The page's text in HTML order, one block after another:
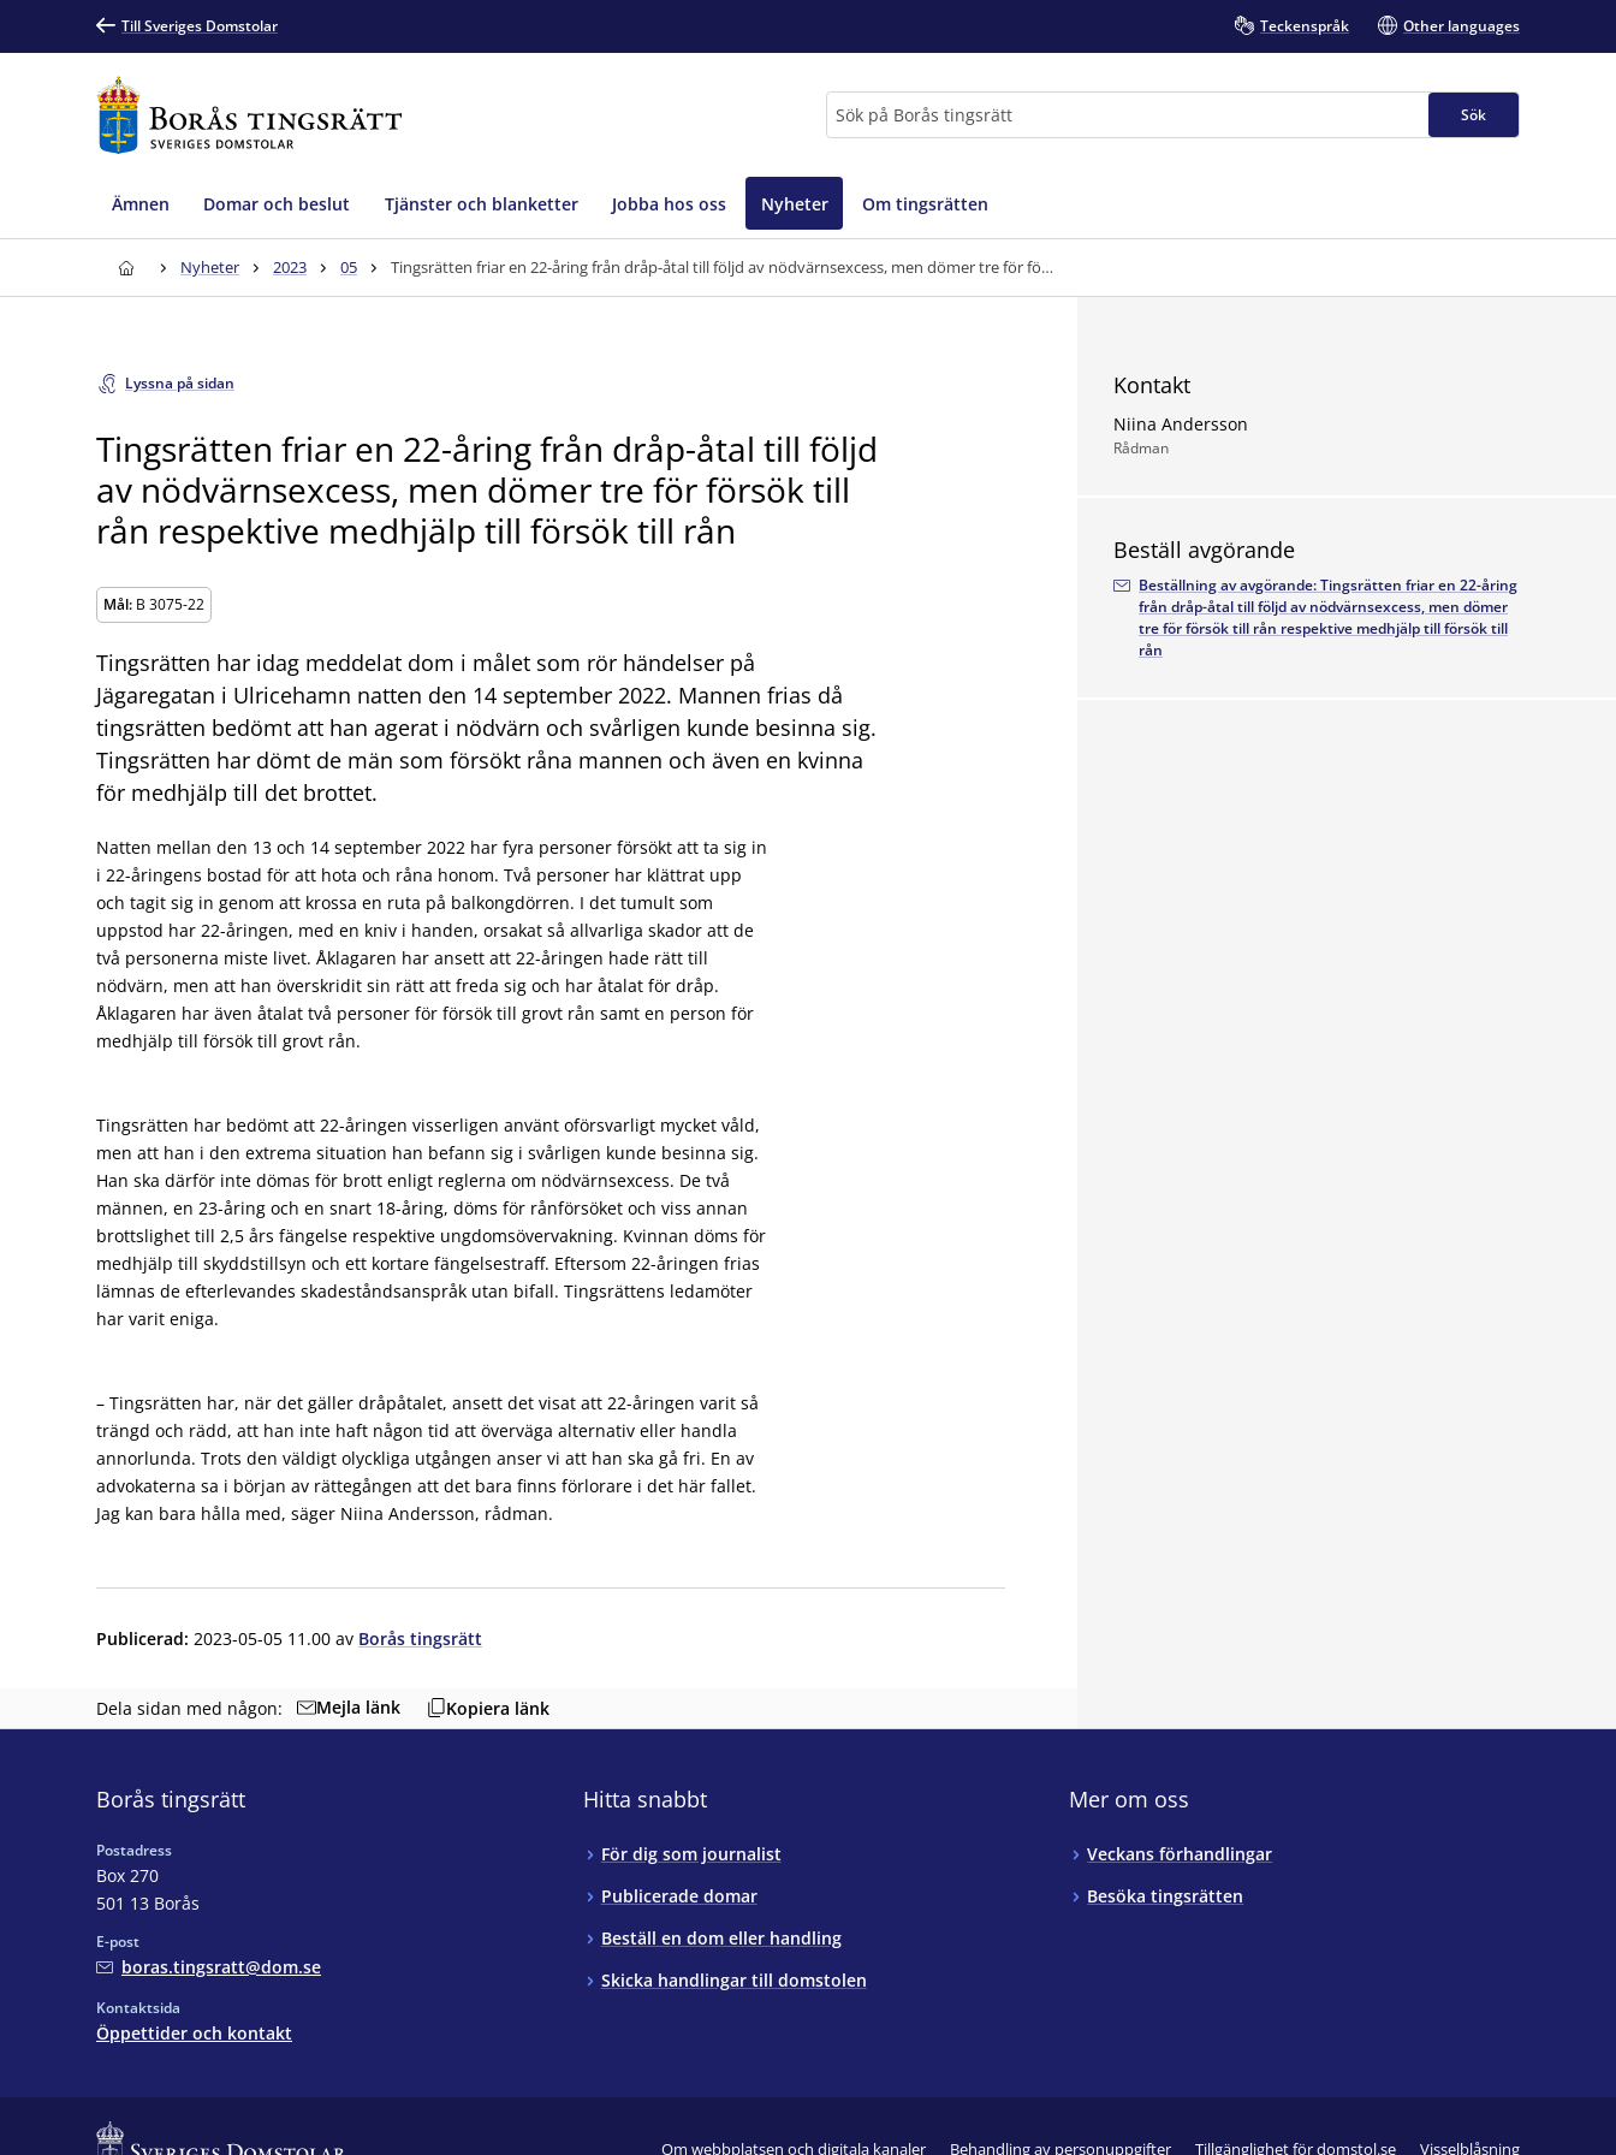
Till Sveriges Domstolar Teckenspråk Other languages
Sök
Ämnen Domar och beslut Tjänster och blanketter Jobba hos oss Nyheter Om tingsrätten
Nyheter 2023 05 Tingsrätten friar en 22-åring från dråp-åtal till följd av nödvärnsexcess, men dömer tre för försök till rån respektive medhjälp till försök till rån
Lyssna på sidan
Tingsrätten friar en 22-åring från dråp-åtal till följd
av nödvärnsexcess, men dömer tre för försök till
rån respektive medhjälp till försök till rån
Mål: B 3075-22
Tingsrätten har idag meddelat dom i målet som rör händelser på
Jägaregatan i Ulricehamn natten den 14 september 2022. Mannen frias då
tingsrätten bedömt att han agerat i nödvärn och svårligen kunde besinna sig.
Tingsrätten har dömt de män som försökt råna mannen och även en kvinna
för medhjälp till det brottet.
Natten mellan den 13 och 14 september 2022 har fyra personer försökt att ta sig in
i 22-åringens bostad för att hota och råna honom. Två personer har klättrat upp
och tagit sig in genom att krossa en ruta på balkongdörren. I det tumult som
uppstod har 22-åringen, med en kniv i handen, orsakat så allvarliga skador att de
två personerna miste livet. Åklagaren har ansett att 22-åringen hade rätt till
nödvärn, men att han överskridit sin rätt att freda sig och har åtalat för dråp.
Åklagaren har även åtalat två personer för försök till grovt rån samt en person för
medhjälp till försök till grovt rån.
Tingsrätten har bedömt att 22-åringen visserligen använt oförsvarligt mycket våld,
men att han i den extrema situation han befann sig i svårligen kunde besinna sig.
Han ska därför inte dömas för brott enligt reglerna om nödvärnsexcess. De två
männen, en 23-åring och en snart 18-åring, döms för rånförsöket och viss annan
brottslighet till 2,5 års fängelse respektive ungdomsövervakning. Kvinnan döms för
medhjälp till skyddstillsyn och ett kortare fängelsestraff. Eftersom 22-åringen frias
lämnas de efterlevandes skadeståndsanspråk utan bifall. Tingsrättens ledamöter
har varit eniga.
– Tingsrätten har, när det gäller dråpåtalet, ansett det visat att 22-åringen varit så
trängd och rädd, att han inte haft någon tid att överväga alternativ eller handla
annorlunda. Trots den väldigt olyckliga utgången anser vi att han ska gå fri. En av
advokaterna sa i början av rättegången att det bara finns förlorare i det här fallet.
Jag kan bara hålla med, säger Niina Andersson, rådman.
Publicerad: 2023-05-05 11.00 av Borås tingsrätt
Dela sidan med någon: Mejla länk Kopiera länk
Kontakt
Niina Andersson
Rådman
Beställ avgörande
Beställning av avgörande: Tingsrätten friar en 22-åring
från dråp-åtal till följd av nödvärnsexcess, men dömer
tre för försök till rån respektive medhjälp till försök till
rån
Borås tingsrätt
Postadress
Box 270
501 13 Borås
E-post
boras.tingsratt@dom.se
Kontaktsida
Öppettider och kontakt
Hitta snabbt
För dig som journalist
Publicerade domar
Beställ en dom eller handling
Skicka handlingar till domstolen
Mer om oss
Veckans förhandlingar
Besöka tingsrätten
Om webbplatsen och digitala kanaler Behandling av personuppgifter Tillgänglighet för domstol.se Visselblåsning